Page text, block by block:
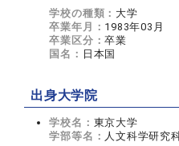
学校の種類： 大学
卒業年月： 1983年03月
卒業区分：卒業
国名： 日本国
出身大学院
学校名： 東京大学
学部等名： 人文科学研究